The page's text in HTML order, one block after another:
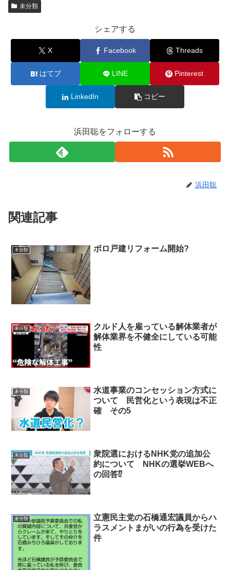
未分類
シェアする
X Facebook Threads
はてブ LINE Pinterest
LinkedIn コピー
浜田聡をフォローする
浜田聡
関連記事
未分類 ボロ戸建リフォーム開始?
未分類
クルド人を雇っている解体業者が
解体業界を不健全にしている可能
性
未分類
水道事業のコンセッション方式に
ついて 民営化という表現は不正
確 その5
未分類
衆院選におけるNHK党の追加公
約について NHKの選挙WEBへ
の回答⁉
未分類
立憲民主党の石橋通宏議員からハ
ラスメントまがいの行為を受けた
件